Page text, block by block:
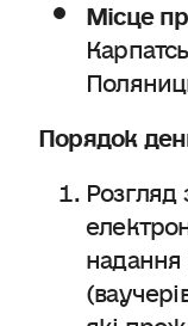
Місце
Порядок
надання